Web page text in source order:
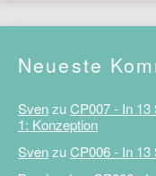
Neueste
SvenzuCP007 - In 13
1: Konzeption
SvenzuCP006 - In 13